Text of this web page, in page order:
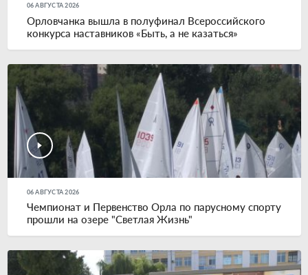
06 АВГУСТА 2026
Орловчанка вышла в полуфинал Всероссийского
конкурса наставников «Быть, а не казаться»
06 АВГУСТА 2026
Чемпионат и Первенство Орла по парусному спорту
прошли на озере "Светлая Жизнь"